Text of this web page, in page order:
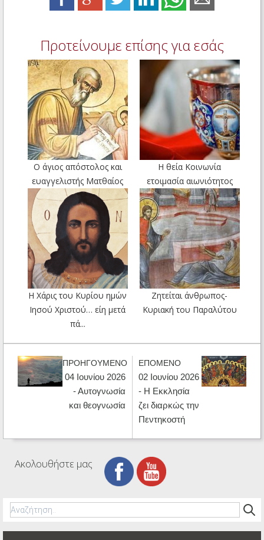
Προτείνουμε επίσης για εσάς
Ο άγιος απόστολος και
ευαγγελιστής Ματθαίος
Η θεία Κοινωνία
ετοιμασία αιωνιότητος
Η Χάρις του Κυρίου ημών
Ιησού Χριστού… είη μετά
πά...
Ζητείται άνθρωπος-
Κυριακή του Παραλύτου
ΠΡΟΗΓΟΥΜΕΝΟ
04 Ιουνίου 2026
- Αυτογνωσία
και θεογνωσία
ΕΠΟΜΕΝΟ
02 Ιουνίου 2026
- Η Εκκλησία
ζει διαρκώς την
Πεντηκοστή
Ακολουθήστε μας